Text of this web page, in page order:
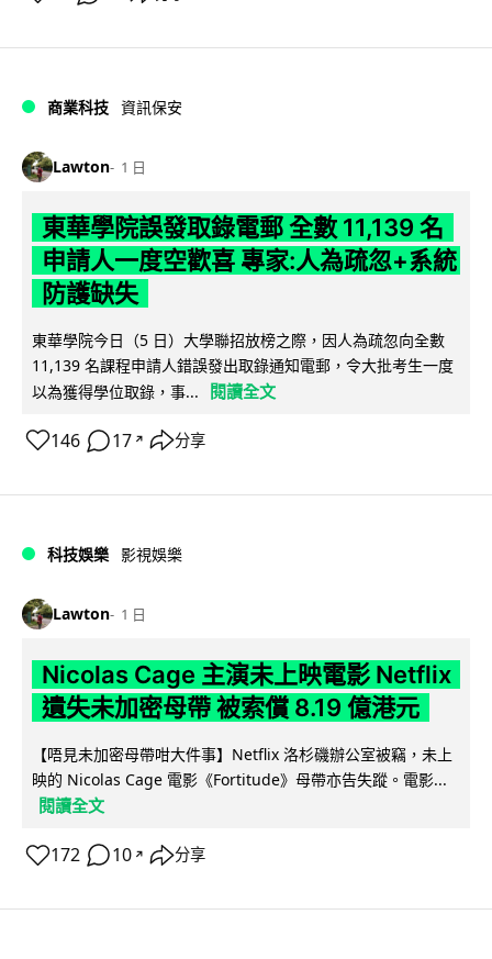
商業科技 資訊保安
Lawton 1 日
東華學院誤發取錄電郵 全數 11,139 名
申請人一度空歡喜 專家:人為疏忽+系統
防護缺失
東華學院今日（5 日）大學聯招放榜之際，因人為疏忽向全數
11,139 名課程申請人錯誤發出取錄通知電郵，令大批考生一度
以為獲得學位取錄，事...
閱讀全文
146 17 ↗ 分享
科技娛樂 影視娛樂
Lawton 1 日
Nicolas Cage 主演未上映電影 Netflix
遺失未加密母帶 被索償 8.19 億港元
【唔見未加密母帶咁大件事】Netflix 洛杉磯辦公室被竊，未上
映的 Nicolas Cage 電影《Fortitude》母帶亦告失蹤。電影...
閱讀全文
172 10 ↗ 分享